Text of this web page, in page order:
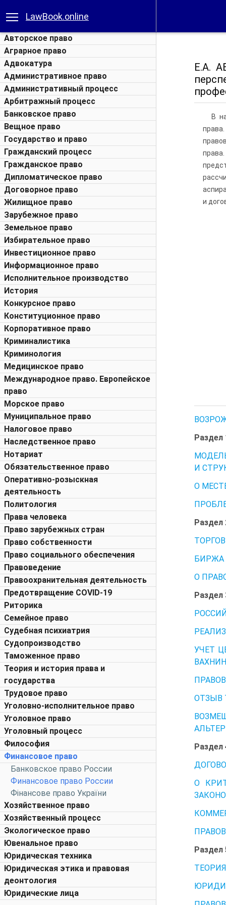
LawBook.online
Авторское право
Аграрное право
Адвокатура
Административное право
Административный процесс
Арбитражный процесс
Банковское право
Вещное право
Государство и право
Гражданский процесс
Гражданское право
Дипломатическое право
Договорное право
Жилищное право
Зарубежное право
Земельное право
Избирательное право
Инвестиционное право
Информационное право
Исполнительное производство
История
Конкурсное право
Конституционное право
Корпоративное право
Криминалистика
Криминология
Медицинское право
Международное право. Европейское
право
Морское право
Муниципальное право
Налоговое право
Наследственное право
Нотариат
Обязательственное право
Оперативно-розыскная
деятельность
Политология
Права человека
Право зарубежных стран
Право собственности
Право социального обеспечения
Правоведение
Правоохранительная деятельность
Предотвращение COVID-19
Риторика
Семейное право
Судебная психиатрия
Судопроизводство
Таможенное право
Теория и история права и
государства
Трудовое право
Уголовно-исполнительное право
Уголовное право
Уголовный процесс
Философия
Финансовое право
Банковское право России
Финансовое право России
Фінансове право України
Хозяйственное право
Хозяйственный процесс
Экологическое право
Ювенальное право
Юридическая техника
Юридическая этика и правовая
деонтология
Юридические лица
Е.А.
В
и
И
О
БИРЖА
О
УЧЕТ
ВАХНИН
ОТЗЫВ
О